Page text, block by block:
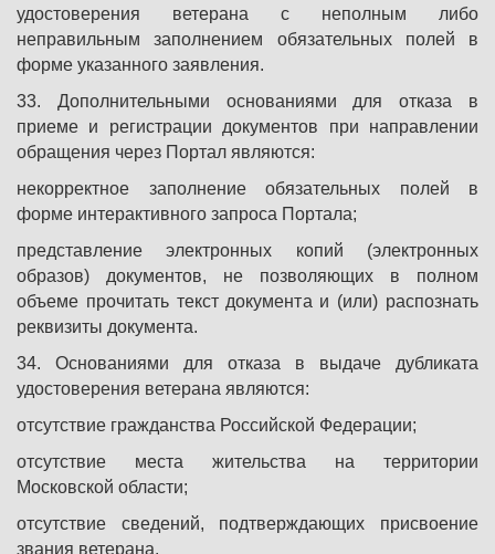
удостоверения ветерана с неполным либо
неправильным заполнением обязательных полей в
форме указанного заявления.
33. Дополнительными основаниями для отказа в
приеме и регистрации документов при направлении
обращения через Портал являются:
некорректное заполнение обязательных полей в
форме интерактивного запроса Портала;
представление электронных копий (электронных
образов) документов, не позволяющих в полном
объеме прочитать текст документа и (или) распознать
реквизиты документа.
34. Основаниями для отказа в выдаче дубликата
удостоверения ветерана являются:
отсутствие гражданства Российской Федерации;
отсутствие места жительства на территории
Московской области;
отсутствие сведений, подтверждающих присвоение
звания ветерана.